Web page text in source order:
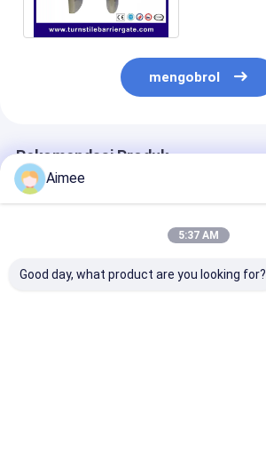
Full Height Turnstile
Sliding Gate Motor
mengobrol
Rekomendasi Produk
Aimee
5:37 AM
Good day, what product are you looking for?